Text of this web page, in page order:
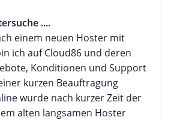
....
einem neuen Hoster mit
ich auf Cloud86 und deren
Konditionen und Support
kurzen Beauftragung
wurde nach kurzer Zeit der
alten langsamen Hoster